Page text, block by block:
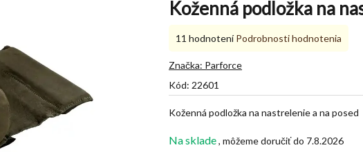
Koženná podložka na
Kód: 22601
Na sklade 7.8.2026
Koženná podložka na nastrelenie a na posed
Priemerné
produktu
5,0
5
11 hodnotení Podrobnosti hodnotenia
Značka: Parforce